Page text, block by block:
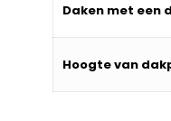
Daken met een
Hoogte van